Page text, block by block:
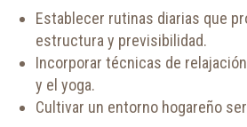
Establecer rutinas diarias que
estructura y previsibilidad.
Incorporar técnicas de
y el yoga.
Cultivar un entorno hogareño